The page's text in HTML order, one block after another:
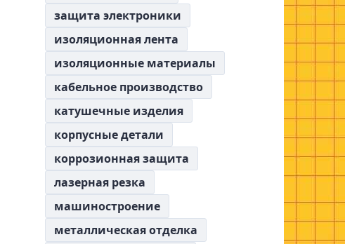
защита электроники
изоляционная лента
изоляционные материалы
кабельное производство
катушечные изделия
корпусные детали
коррозионная защита
лазерная резка
машиностроение
металлическая отделка